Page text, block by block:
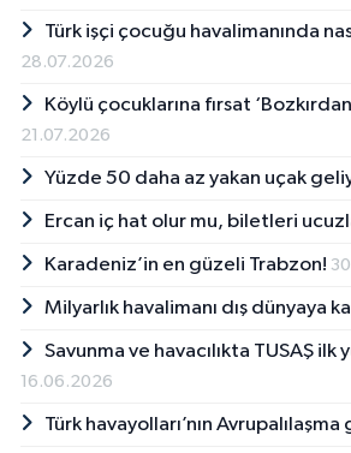
Türk işçi çocuğu havalimanında
28.07.2026
Köylü çocuklarına fırsat
21.07.2026
Yüzde 50 daha az yakan uçak
Ercan iç hat olur mu, biletleri
Karadeniz’in en güzeli Trabzon!
Milyarlık havalimanı dış dünyaya
Savunma ve havacılıkta TUSAŞ ilk
16.06.2026
Türk havayolları’nın